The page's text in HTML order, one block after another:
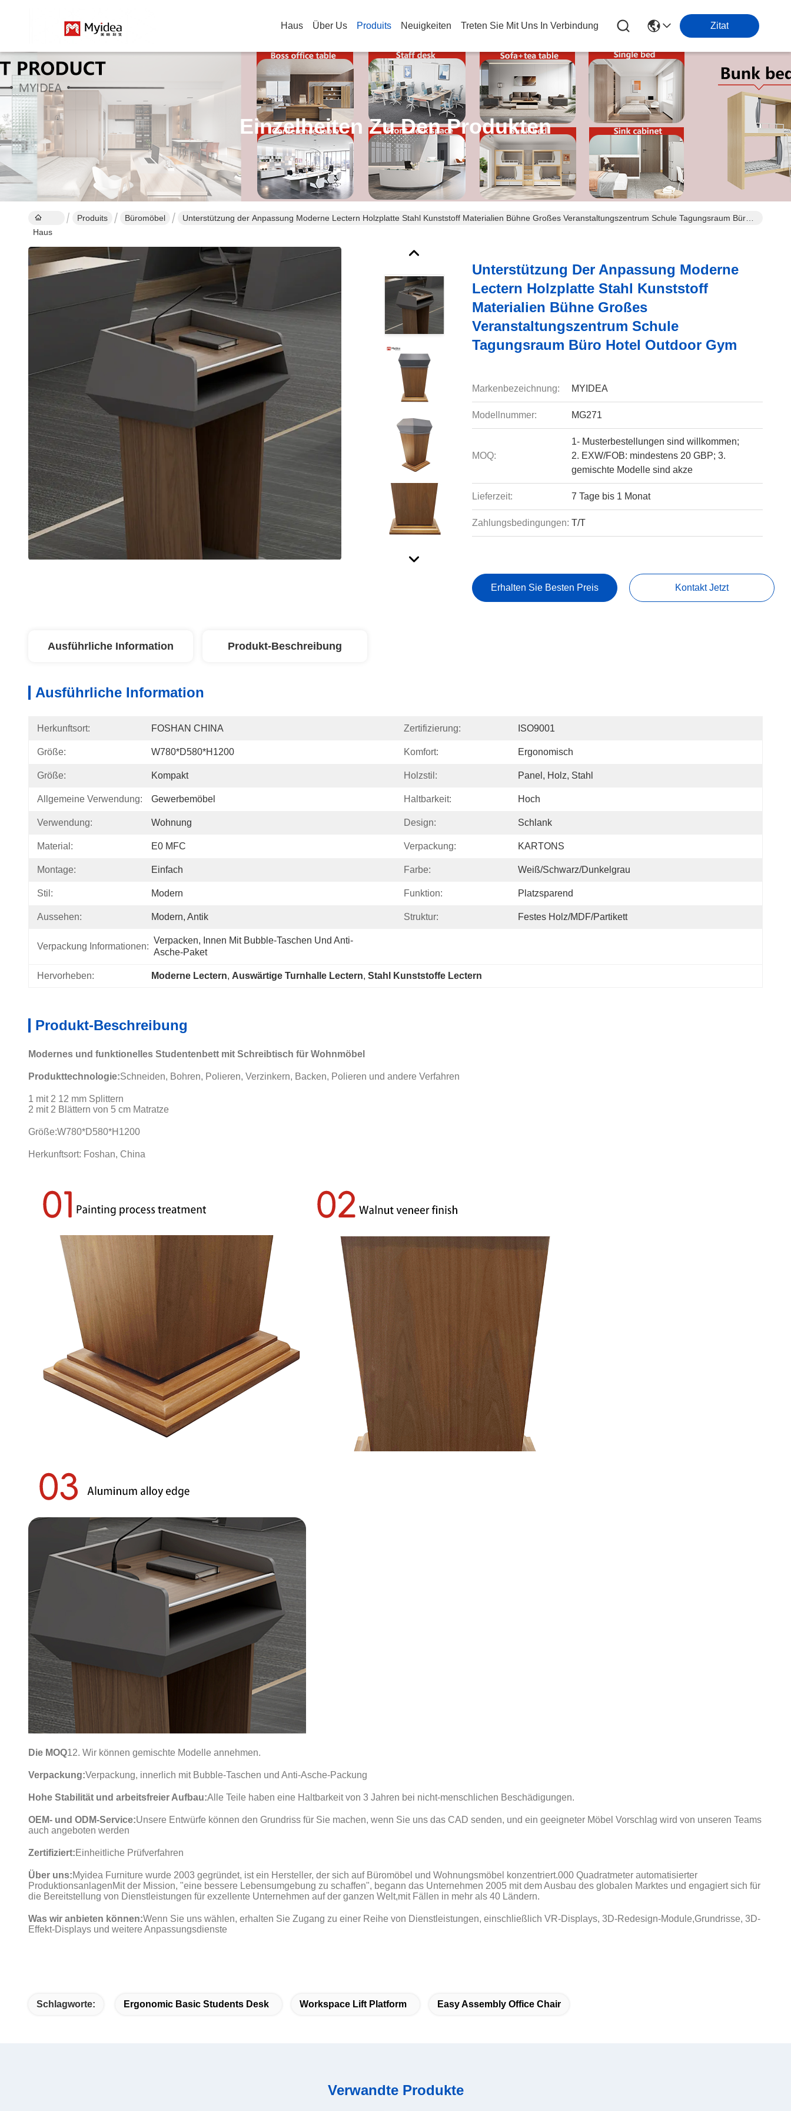
Haus Über Us Produits Neuigkeiten Treten Sie Mit Uns In Verbindung Zitat
Einzelheiten Zu Den Produkten
Haus
Produits Büromöbel
Unterstützung der Anpassung Moderne Lectern Holzplatte Stahl Kunststoff Materialien Bühne Großes Veranstaltungszentrum Schule Tagungsraum Büro
Unterstützung Der Anpassung Moderne
Lectern Holzplatte Stahl Kunststoff
Materialien Bühne Großes
Veranstaltungszentrum Schule
Tagungsraum Büro Hotel Outdoor Gym
Markenbezeichnung: MYIDEA
Modellnummer: MG271
MOQ:
1- Musterbestellungen sind willkommen;
2. EXW/FOB: mindestens 20 GBP; 3.
gemischte Modelle sind akze
Lieferzeit: 7 Tage bis 1 Monat
Zahlungsbedingungen: T/T
Erhalten Sie Besten Preis Kontakt Jetzt
Ausführliche Information Produkt-Beschreibung
Ausführliche Information
Herkunftsort: FOSHAN CHINA Zertifizierung: ISO9001
Größe: W780*D580*H1200 Komfort: Ergonomisch
Größe: Kompakt Holzstil: Panel, Holz, Stahl
Allgemeine Verwendung: Gewerbemöbel Haltbarkeit: Hoch
Verwendung: Wohnung Design: Schlank
Material: E0 MFC Verpackung: KARTONS
Montage: Einfach Farbe: Weiß/schwarz/dunkelgrau
Stil: Modern Funktion: Platzsparend
Aussehen: Modern, Antik Struktur: Festes Holz/MDF/Partikett
Verpackung Informationen:
Verpacken, Innen Mit Bubble-Taschen Und Anti-
Asche-Paket
Hervorheben: Moderne Lectern, Auswärtige Turnhalle Lectern, Stahl Kunststoffe Lectern
Produkt-Beschreibung
Modernes und funktionelles Studentenbett mit Schreibtisch für Wohnmöbel
Produkttechnologie:Schneiden, Bohren, Polieren, Verzinkern, Backen, Polieren und andere Verfahren
1 mit 2 12 mm Splittern
2 mit 2 Blättern von 5 cm Matratze
Größe:W780*D580*H1200
Herkunftsort: Foshan, China
Die MOQ12. Wir können gemischte Modelle annehmen.
Verpackung:Verpackung, innerlich mit Bubble-Taschen und Anti-Asche-Packung
Hohe Stabilität und arbeitsfreier Aufbau:Alle Teile haben eine Haltbarkeit von 3 Jahren bei nicht-menschlichen Beschädigungen.
OEM- und ODM-Service:Unsere Entwürfe können den Grundriss für Sie machen, wenn Sie uns das CAD senden, und ein geeigneter Möbel Vorschlag wird von unseren Teams
auch angeboten werden
Zertifiziert:Einheitliche Prüfverfahren
Über uns:Myidea Furniture wurde 2003 gegründet, ist ein Hersteller, der sich auf Büromöbel und Wohnungsmöbel konzentriert.000 Quadratmeter automatisierter
ProduktionsanlagenMit der Mission, "eine bessere Lebensumgebung zu schaffen", begann das Unternehmen 2005 mit dem Ausbau des globalen Marktes und engagiert sich für
die Bereitstellung von Dienstleistungen für exzellente Unternehmen auf der ganzen Welt,mit Fällen in mehr als 40 Ländern.
Was wir anbieten können:Wenn Sie uns wählen, erhalten Sie Zugang zu einer Reihe von Dienstleistungen, einschließlich VR-Displays, 3D-Redesign-Module,Grundrisse, 3D-
Effekt-Displays und weitere Anpassungsdienste
Schlagworte: Ergonomic Basic Students Desk Workspace Lift Platform Easy Assembly Office Chair
Verwandte Produkte